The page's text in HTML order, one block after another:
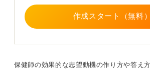
地域住民への共感と保健師としての専門
ストーリーを用意し、その地域での具体
う。
このように、地域の課題や現状をしっ
てくれるのです。
沖縄を離れてから５年経ちますが、今
作成スタート（無料）
保健師の効果的な志望動機の作り方や答え